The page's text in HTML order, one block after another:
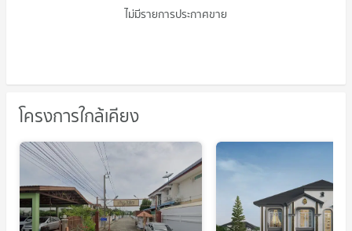
ไม่มีรายการประกาศขาย
โครงการใกล้เคียง